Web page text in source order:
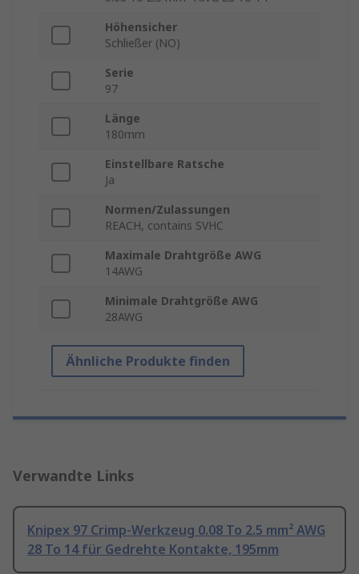
Höhensicher
Schließer (NO)
Serie
97
Länge
180mm
Einstellbare Ratsche
Ja
Normen/Zulassungen
REACH, contains SVHC
Maximale Drahtgröße AWG
14AWG
Minimale Drahtgröße AWG
28AWG
Ähnliche Produkte finden
Verwandte Links
Knipex 97 Crimp-Werkzeug 0.08 To 2.5 mm² AWG
28 To 14 für Gedrehte Kontakte, 195mm